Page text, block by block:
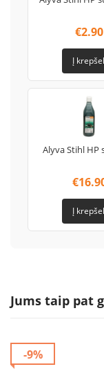
€2.90
Į
Alyva Stihl HP
€
Į
Jums taip pat
-9%